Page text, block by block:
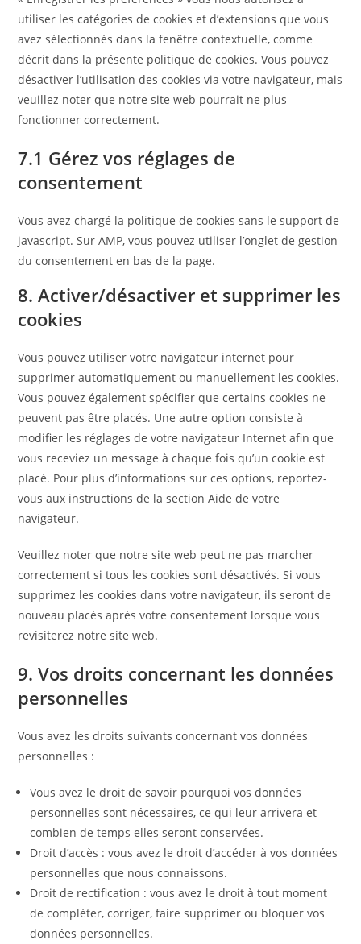
utiliser les catégories de cookies et d’extensions que vous
avez sélectionnés dans la fenêtre contextuelle, comme
décrit dans la présente politique de cookies. Vous pouvez
désactiver l’utilisation des cookies via votre navigateur, mais
veuillez noter que notre site web pourrait ne plus
fonctionner correctement.
7.1 Gérez vos réglages de
consentement
Vous avez chargé la politique de cookies sans le support de
javascript. Sur AMP, vous pouvez utiliser l’onglet de gestion
du consentement en bas de la page.
8. Activer/désactiver et supprimer les
cookies
Vous pouvez utiliser votre navigateur internet pour
supprimer automatiquement ou manuellement les cookies.
Vous pouvez également spécifier que certains cookies ne
peuvent pas être placés. Une autre option consiste à
modifier les réglages de votre navigateur Internet afin que
vous receviez un message à chaque fois qu’un cookie est
placé. Pour plus d’informations sur ces options, reportez-
vous aux instructions de la section Aide de votre
navigateur.
Veuillez noter que notre site web peut ne pas marcher
correctement si tous les cookies sont désactivés. Si vous
supprimez les cookies dans votre navigateur, ils seront de
nouveau placés après votre consentement lorsque vous
revisiterez notre site web.
9. Vos droits concernant les données
personnelles
Vous avez les droits suivants concernant vos données
personnelles :
Vous avez le droit de savoir pourquoi vos données
personnelles sont nécessaires, ce qui leur arrivera et
combien de temps elles seront conservées.
Droit d’accès : vous avez le droit d’accéder à vos données
personnelles que nous connaissons.
Droit de rectification : vous avez le droit à tout moment
de compléter, corriger, faire supprimer ou bloquer vos
données personnelles.